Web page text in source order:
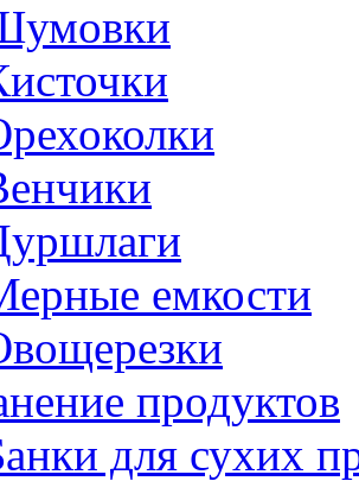
емкости
продуктов
для сухих